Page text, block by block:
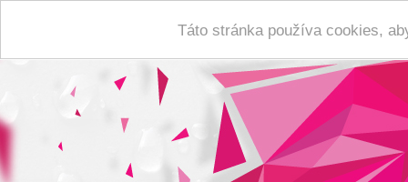
Táto stránka používa cookies,